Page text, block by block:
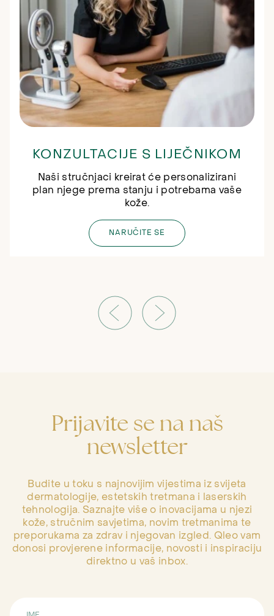
KONZULTACIJE S LIJEČNIKOM
Naši stručnjaci kreirat će personalizirani
plan njege prema stanju i potrebama vaše
kože.
NARUČITE SE
Prijavite se na naš
newsletter
Budite u toku s najnovijim vijestima iz svijeta
dermatologije, estetskih tretmana i laserskih
tehnologija. Saznajte više o inovacijama u njezi
kože, stručnim savjetima, novim tretmanima te
preporukama za zdrav i njegovan izgled. Qleo vam
donosi provjerene informacije, novosti i inspiraciju
direktno u vaš inbox.